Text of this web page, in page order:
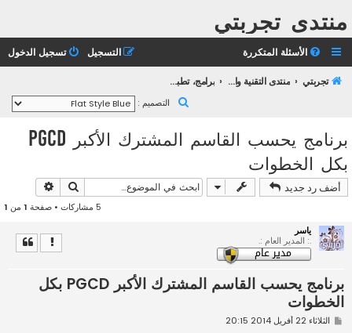
منتدى تجربتي
الأسئلة المتكررة تسجيل الدخول التسجيل
تجربتي منتدى التقنية والانترنت برامج، تطبيقات وانترنت
التصميم :
ث
برنامج يحسب القاسم المشترك الأكبر PGCD
بكل الخطوات
أضف رد جديد بحث
5 مشاركات • صفحة 1 من 1
ياسر
.: المدير العام :.
برنامج يحسب القاسم المشترك الأكبر PGCD بكل
الخطوات
مالثلاثاء 22 أفريل 2014 20:15